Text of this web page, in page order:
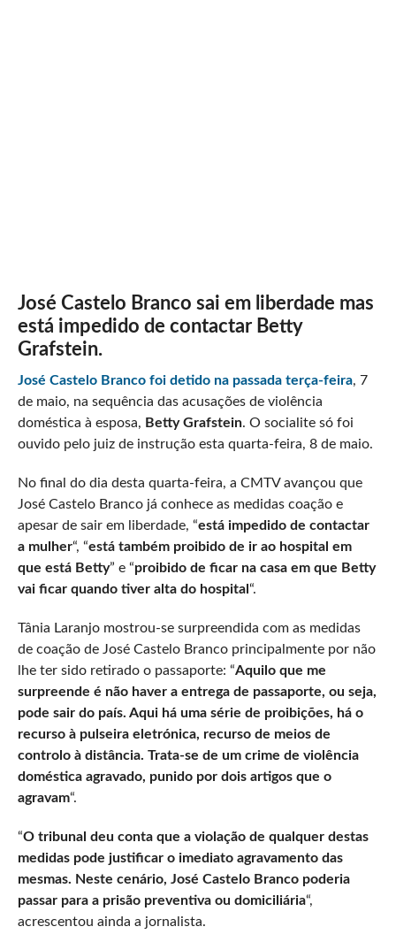
José Castelo Branco sai em liberdade mas
está impedido de contactar Betty
Grafstein.
José Castelo Brancofoi detido na passada terça-feira, 7
de maio, na sequência das acusações de violência
doméstica à esposa, Betty Grafstein. O socialite só foi
ouvido pelo juiz de instrução esta quarta-feira, 8 de maio.
No final do dia desta quarta-feira, a CMTV avançou que
José Castelo Branco já conhece as medidas coação e
apesar de sair em liberdade, “está impedido de contactar
a mulher“, “está também proibido de ir ao hospital em
que está Betty” e “proibido de ficar na casa em que Betty
vai ficar quando tiver alta do hospital“.
Tânia Laranjo mostrou-se surpreendida com as medidas
de coação de José Castelo Branco principalmente por não
lhe ter sido retirado o passaporte: “Aquilo que me
surpreende é não haver a entrega de passaporte, ou seja,
pode sair do país. Aqui há uma série de proibições, há o
recurso à pulseira eletrónica, recurso de meios de
controlo à distância. Trata-se de um crime de violência
doméstica agravado, punido por dois artigos que o
agravam“.
“O tribunal deu conta que a violação de qualquer destas
medidas pode justificar o imediato agravamento das
mesmas. Neste cenário, José Castelo Branco poderia
passar para a prisão preventiva ou domiciliária“,
acrescentou ainda a jornalista.